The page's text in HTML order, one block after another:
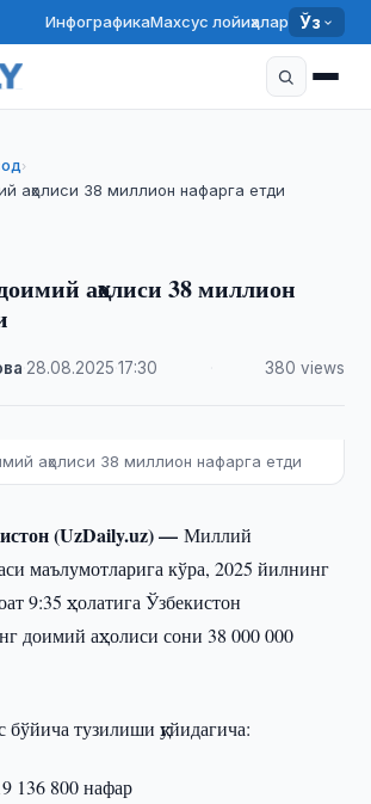
ИнфографикаМахсус лойиҳалар Ўз
›
аҳолиси 38 миллион нафарга етди
аҳолиси 38 миллион
28.08.2025 ·17:30 380 views
аҳолиси 38 миллион нафарга етди
(UzDaily.uz) —Миллий
маълумотларига кўра, 2025 йилнинг
9:35 ҳолатига Ўзбекистон
доимий аҳолиси сони 38 000 000
тузилиши қуйидагича:
136 800 нафар